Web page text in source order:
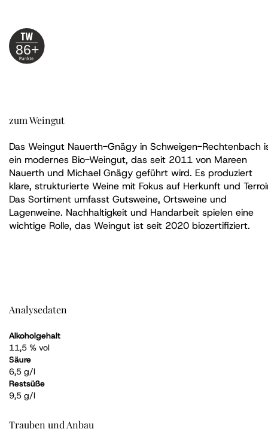
86+
zum Weingut
Das Weingut Nauerth-Gnägy in Schweigen-Rechtenbach
ein modernes Bio-Weingut, das seit 2011 von Mareen
Nauerth und Michael Gnägy geführt wird. Es produziert
klare, strukturierte Weine mit Fokus auf Herkunft und
Das Sortiment umfasst Gutsweine, Ortsweine und
Lagenweine. Nachhaltigkeit und Handarbeit spielen eine
wichtige Rolle, das Weingut ist seit 2020 biozertifiziert.
Analysedaten
Alkoholgehalt
11,5 % vol
Säure
6,5 g/l
Restsüße
9,5 g/l
Trauben und Anbau